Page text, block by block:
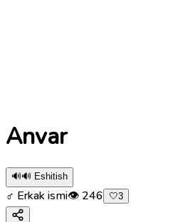
Anvar
🔊🔊 Eshitish
♂ Erkak ismi👁 246 🤍3